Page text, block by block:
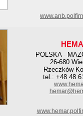
POLSKA -
26-680
Rzeczków
tel.: +48 48